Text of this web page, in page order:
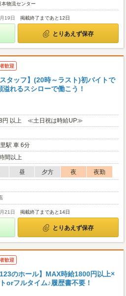
物流センター
19日 掲載終了まであと12日
とりあえず保存
歓迎
スタッフ】(20時～ラスト)初バイトで
溢れるスシローで働こう！
円 以上 ≪土日祝は時給UP≫
駅 車 6分
間以上
昼 夕方 夜
夜勤
21日 掲載終了まであと14日
とりあえず保存
歓迎
123のホール】MAX時給1800円以上×
orフルタイム♪履歴書不要！